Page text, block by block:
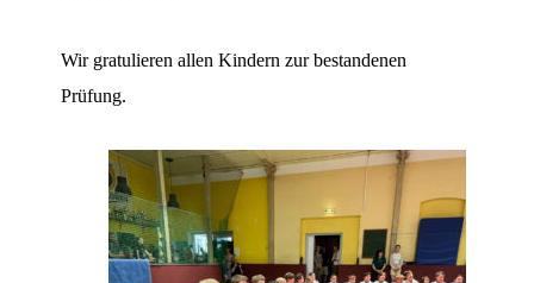
Wir gratulieren allen Kindern zur bestandenen
Prüfung.